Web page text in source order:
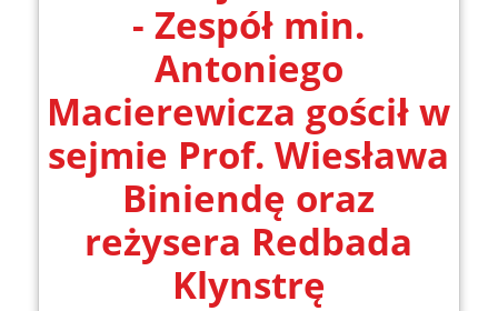
- Zespół min.
Antoniego
Macierewicza gościł w
sejmie Prof. Wiesława
Biniendę oraz
reżysera Redbada
Klynstrę